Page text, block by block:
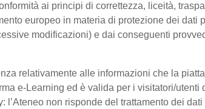
ai principi di correttezza, liceità,
europeo in materia di protezione dei
modificazioni) e dai conseguenti
relativamente alle informazioni che la
e-Learning ed è valida per i visitatori/
non risponde del trattamento dei